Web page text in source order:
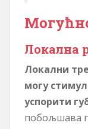
Локална
Локални
могу
успорити
побољшава